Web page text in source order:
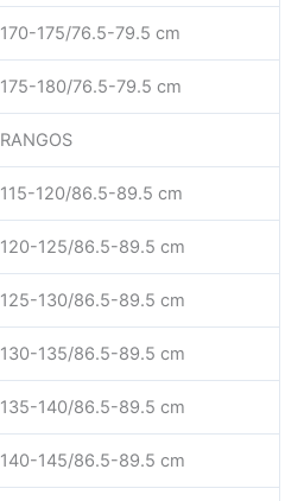
170-175/76.5-79.5 cm
175-180/76.5-79.5 cm
RANGOS
115-120/86.5-89.5 cm
120-125/86.5-89.5 cm
125-130/86.5-89.5 cm
130-135/86.5-89.5 cm
135-140/86.5-89.5 cm
140-145/86.5-89.5 cm